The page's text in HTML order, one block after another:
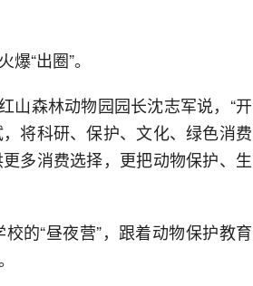
“出圈”。
山森林动物园园长沈志军说，“开
将科研、保护、文化、绿色消费
多消费选择，更把动物保护、生
的“昼夜营”，跟着动物保护教育